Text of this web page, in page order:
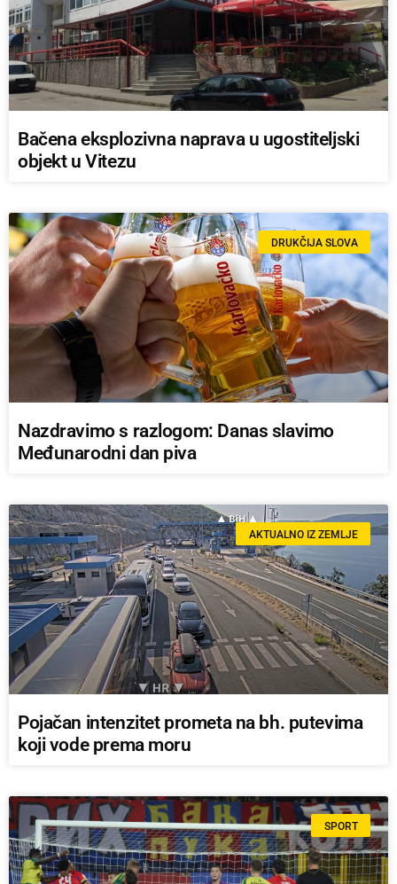
Bačena eksplozivna naprava u ugostiteljski
objekt u Vitezu
DRUKČIJA SLOVA
Nazdravimo s razlogom: Danas slavimo
Međunarodni dan piva
AKTUALNO IZ ZEMLJE
Pojačan intenzitet prometa na bh. putevima
koji vode prema moru
SPORT